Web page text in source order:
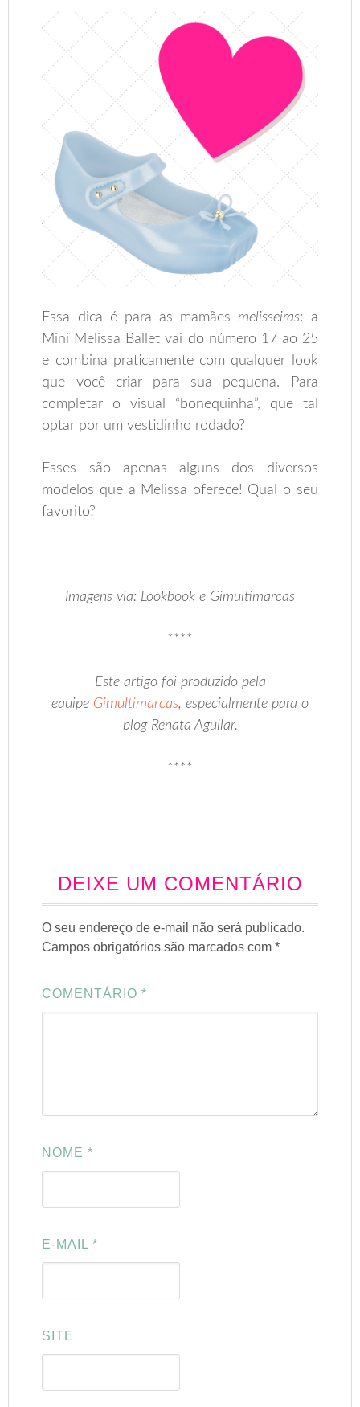
Essa dica é para as mamãesmelisseiras: a
Mini Melissa Ballet vai do número 17 ao 25
e combina praticamente com qualquer look
que você criar para sua pequena. Para
completar o visual “bonequinha”, que tal
optar por um vestidinho rodado?
Esses são apenas alguns dos diversos
modelos que a Melissa oferece! Qual o seu
favorito?
Imagens via: Lookbook e Gimultimarcas
****
Este artigo foi produzido pela
equipe Gimultimarcas, especialmente para o
blog Renata Aguilar.
****
DEIXE UM COMENTÁRIO
O seu endereço de e-mail não será publicado.
Campos obrigatórios são marcados com*
COMENTÁRIO*
NOME*
E-MAIL*
SITE